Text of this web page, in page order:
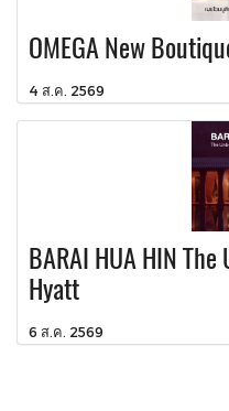
OMEGA New
4 ส.ค. 2569
BARAI HUA HIN
Hyatt
6 ส.ค. 2569